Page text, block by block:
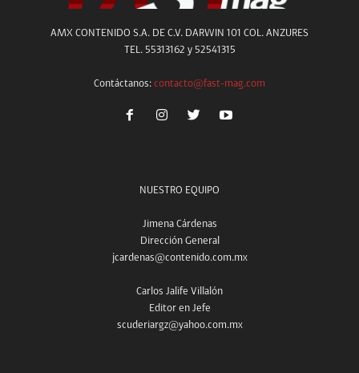
AMX CONTENIDO S.A. DE C.V. DARWIN 101 COL. ANZURES
TEL. 55313162 y 52541315
Contáctanos: contacto@fast-mag.com
NUESTRO EQUIPO
Jimena Cárdenas
Dirección General
jcardenas@contenido.com.mx
Carlos Jalife Villalón
Editor en Jefe
scuderiargz@yahoo.com.mx